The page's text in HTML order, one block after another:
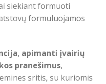
siekiant formuoti
formuluojamos
, apimanti įvairių
pranešimus,
sritis, su kuriomis